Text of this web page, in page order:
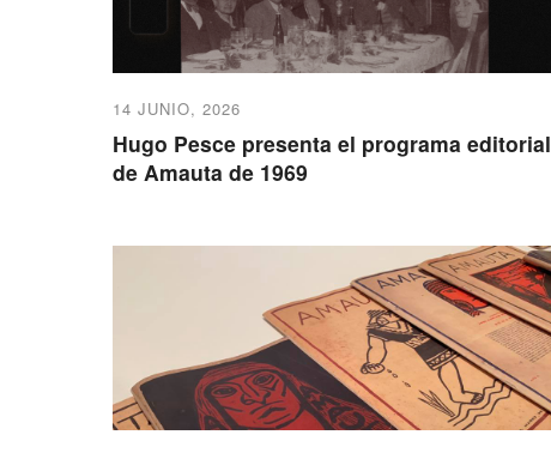
14 JUNIO, 2026
Hugo Pesce presenta el programa editorial
de Amauta de 1969